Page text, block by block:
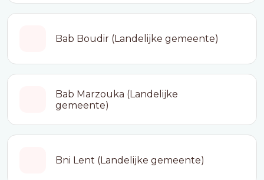
Bab Boudir (Landelijke gemeente)
Bab Marzouka (Landelijke
gemeente)
Bni Lent (Landelijke gemeente)